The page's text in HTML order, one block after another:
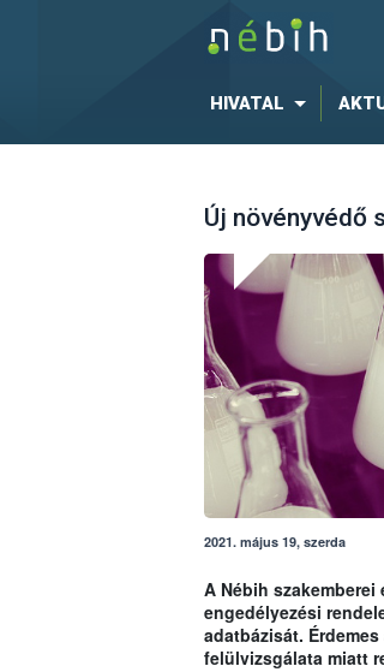
HIVATAL
Új növényvédő
2021. május 19, szerda
A Nébih
engedélyezési
adatbázisát.
felülvizsgálata miatt